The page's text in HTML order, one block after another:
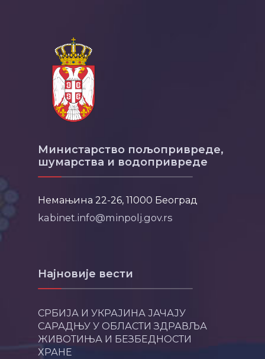
Министарство пољопривреде,
шумарства и водопривреде
Немањина 22-26, 11000 Београд
kabinet.info@minpolj.gov.rs
Најновије вести
СРБИЈА И УКРАЈИНА ЈАЧАЈУ
САРАДЊУ У ОБЛАСТИ ЗДРАВЉА
ЖИВОТИЊА И БЕЗБЕДНОСТИ
ХРАНЕ